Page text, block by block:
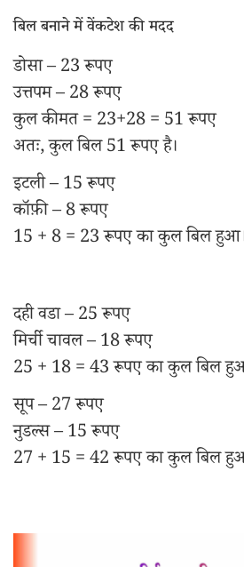
बिल बनाने में वेंकटेश की मदद
डोसा – 23 रूपए
उत्तपम – 28 रूपए
कुल कीमत = 23+28 = 51 रूपए
अतः, कुल बिल 51 रूपए है।
इटली – 15 रूपए
कॉफ़ी – 8 रूपए
15 + 8 = 23 रूपए का कुल बिल
दही वडा – 25 रूपए
मिर्ची चावल – 18 रूपए
25 + 18 = 43 रूपए का कुल बिल
सूप – 27 रूपए
नुडल्स – 15 रूपए
27 + 15 = 42 रूपए का कुल बिल